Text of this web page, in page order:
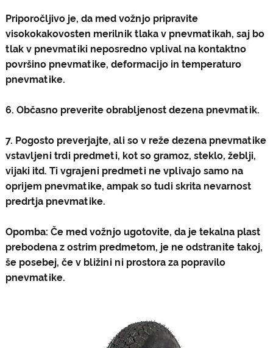
Priporočljivo je, da med vožnjo pripravite
visokokakovosten merilnik tlaka v pnevmatikah, saj bo
tlak v pnevmatiki neposredno vplival na kontaktno
površino pnevmatike, deformacijo in temperaturo
pnevmatike.
6. Občasno preverite obrabljenost dezena pnevmatik.
7. Pogosto preverjajte, ali so v reže dezena pnevmatike
vstavljeni trdi predmeti, kot so gramoz, steklo, žeblji,
vijaki itd. Ti vgrajeni predmeti ne vplivajo samo na
oprijem pnevmatike, ampak so tudi skrita nevarnost
predrtja pnevmatike.
Opomba: Če med vožnjo ugotovite, da je tekalna plast
prebodena z ostrim predmetom, je ne odstranite takoj,
še posebej, če v bližini ni prostora za popravilo
pnevmatike.